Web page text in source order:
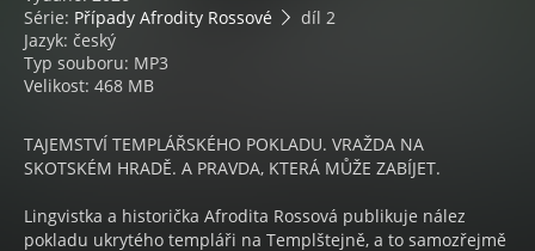
Série: Případy Afrodity Rossové
díl 2
Jazyk: český
Typ souboru: MP3
Velikost: 468 MB
TAJEMSTVÍ TEMPLÁŘSKÉHO POKLADU. VRAŽDA NA
SKOTSKÉM HRADĚ. A PRAVDA, KTERÁ MŮŽE ZABÍJET.
Lingvistka a historička Afrodita Rossová publikuje nález
pokladu ukrytého templáři na Templštejně, a to samozřejmě